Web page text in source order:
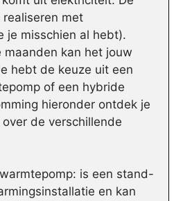
met
je misschien al hebt).
kan het jouw
hebt de keuze uit een
of een hybride
hieronder ontdek je
de verschillende
is een stand-
en kan